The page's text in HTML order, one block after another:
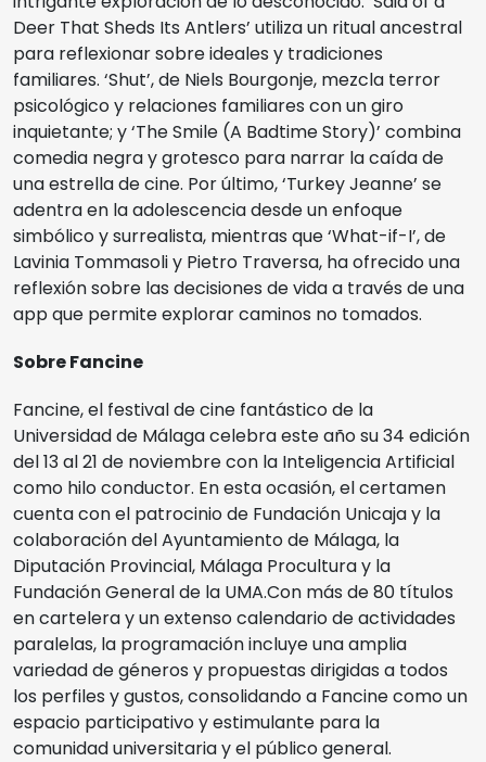
Deer That Sheds Its Antlers’ utiliza un ritual ancestral
para reflexionar sobre ideales y tradiciones
familiares. ‘Shut’, de Niels Bourgonje, mezcla terror
psicológico y relaciones familiares con un giro
inquietante; y ‘The Smile (A Badtime Story)’ combina
comedia negra y grotesco para narrar la caída de
una estrella de cine. Por último, ‘Turkey Jeanne’ se
adentra en la adolescencia desde un enfoque
simbólico y surrealista, mientras que ‘What-if-I’, de
Lavinia Tommasoli y Pietro Traversa, ha ofrecido una
reflexión sobre las decisiones de vida a través de una
app que permite explorar caminos no tomados.
Sobre Fancine
Fancine, el festival de cine fantástico de la
Universidad de Málaga celebra este año su 34 edición
del 13 al 21 de noviembre con la Inteligencia Artificial
como hilo conductor. En esta ocasión, el certamen
cuenta con el patrocinio de Fundación Unicaja y la
colaboración del Ayuntamiento de Málaga, la
Diputación Provincial, Málaga Procultura y la
Fundación General de la UMA.Con más de 80 títulos
en cartelera y un extenso calendario de actividades
paralelas, la programación incluye una amplia
variedad de géneros y propuestas dirigidas a todos
los perfiles y gustos, consolidando a Fancine como un
espacio participativo y estimulante para la
comunidad universitaria y el público general.